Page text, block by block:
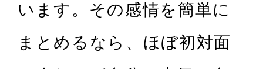
います。その感情を簡単に
まとめるなら、ほぼ初対面